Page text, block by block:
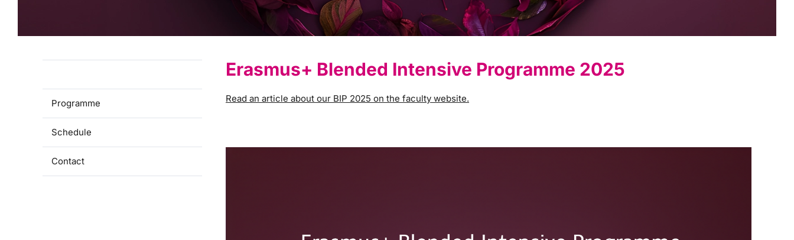
Programme
Schedule
Contact
Erasmus+ Blended Intensive Programme 2025
Read an article about our BIP 2025 on the faculty website.